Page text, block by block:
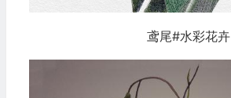
鸢尾#水彩花卉